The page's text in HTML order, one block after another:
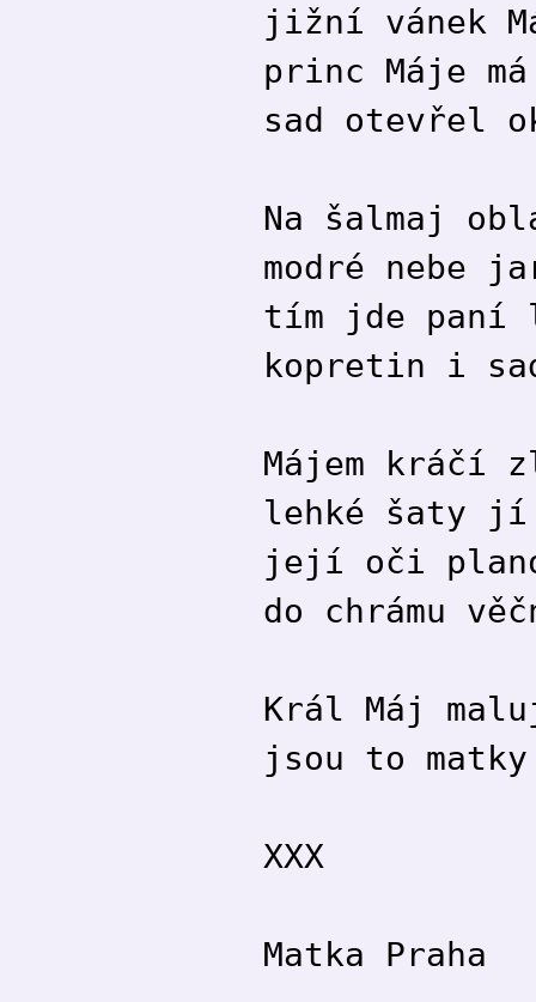
jižní vánek
princ Máje
sad otevřel
Na šalmaj
modré nebe
tím jde paní
kopretin i
Májem kráčí
lehké šaty jí
její oči
do chrámu
Král Máj
jsou to
XXX
Matka Praha